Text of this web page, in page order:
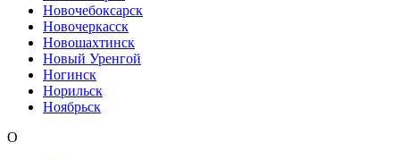
Новочебоксарск
Новочеркасск
Новошахтинск
Новый Уренгой
Ногинск
Норильск
Ноябрьск
О